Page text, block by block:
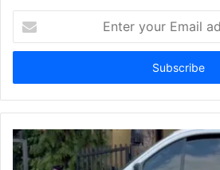
your
Email